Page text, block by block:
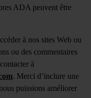
ADA peuvent être
à nos sites Web ou
ou des commentaires
à
. Merci d’inclure une
puissions améliorer